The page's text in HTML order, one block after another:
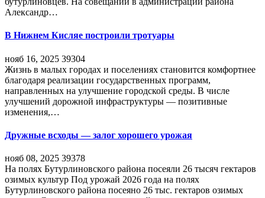
Александр…
В Нижнем Кисляе построили тротуары
нояб 16, 2025 39304
Жизнь в малых городах и поселениях становится комфортнее
благодаря реализации государственных программ,
направленных на улучшение городской среды. В числе
улучшений дорожной инфраструктуры — позитивные
изменения,…
Дружные всходы — залог хорошего урожая
нояб 08, 2025 39378
На полях Бутурлиновского района посеяли 26 тысяч гектаров
озимых культур Под урожай 2026 года на полях
Бутурлиновского района посеяно 26 тыс. гектаров озимых